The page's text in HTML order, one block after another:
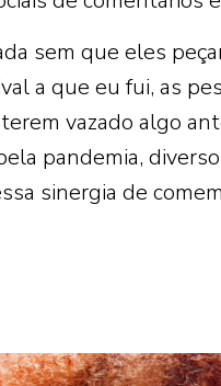
sem que eles
a que eu fui, as
vazado algo
pandemia,
sinergia de